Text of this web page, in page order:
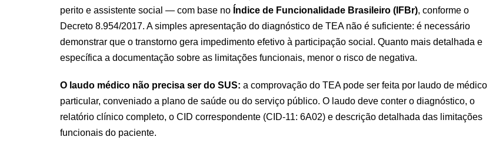
perito e assistente social — com base no Índice de Funcionalidade Brasileiro (IFBr), conforme o
Decreto 8.954/2017. A simples apresentação do diagnóstico de TEA não é suficiente: é necessário
demonstrar que o transtorno gera impedimento efetivo à participação social. Quanto mais detalhada e
específica a documentação sobre as limitações funcionais, menor o risco de negativa.
O laudo médico não precisa ser do SUS: a comprovação do TEA pode ser feita por laudo de médico
particular, conveniado a plano de saúde ou do serviço público. O laudo deve conter o diagnóstico, o
relatório clínico completo, o CID correspondente (CID-11: 6A02) e descrição detalhada das limitações
funcionais do paciente.